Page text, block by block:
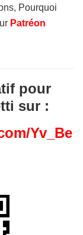
Pourquoi
Patréon
pour
sur :
Yv_Be